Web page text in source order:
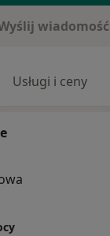
wiadomość
Usługi i ceny